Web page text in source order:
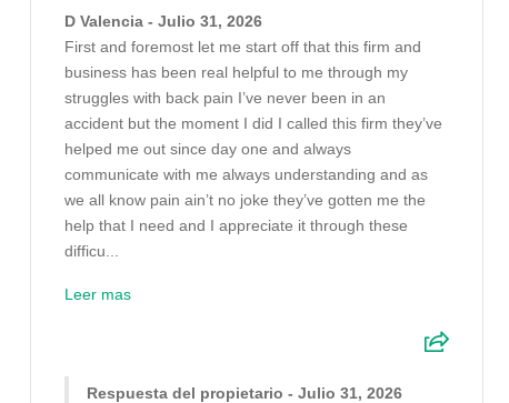
D Valencia - Julio 31, 2026
First and foremost let me start off that this firm and
business has been real helpful to me through my
struggles with back pain I’ve never been in an
accident but the moment I did I called this firm they’ve
helped me out since day one and always
communicate with me always understanding and as
we all know pain ain’t no joke they’ve gotten me the
help that I need and I appreciate it through these
difficu...
Leer mas
Respuesta del propietario - Julio 31, 2026